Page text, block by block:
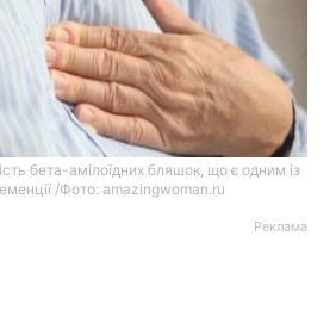
бета-амілоїдних бляшок, що є одним із
/Фото: amazingwoman.ru
Реклама